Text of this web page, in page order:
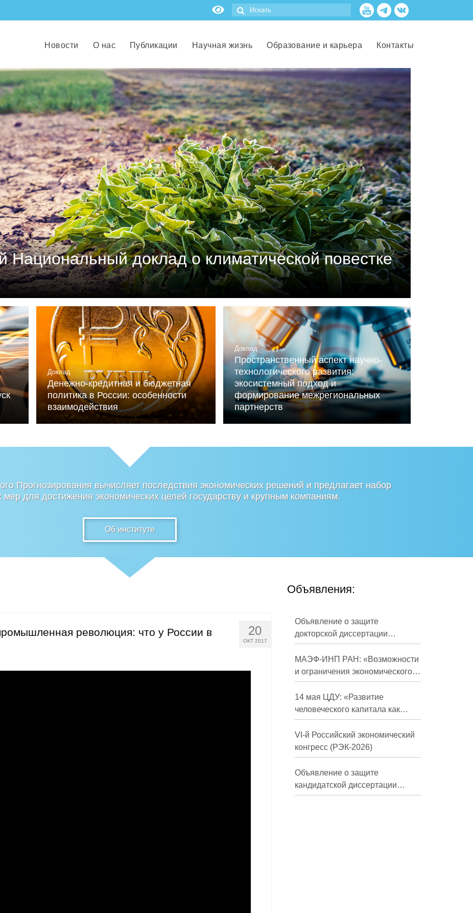
Новости О нас Публикации Научная жизнь Образование и карьера Контакты
Национальный доклад о климатической повестке
союзом промышленников и предпринимателей (РСПП) совместно с центром
России» (при ИНП РАН) при участии Национального Альянса по вопросам
Доклад
Денежно-кредитная и бюджетная
политика в России: особенности
взаимодействия
Доклад
Пространственный аспект научно-
технологического развития:
экосистемный подход и
формирование межрегиональных
партнерств
Прогнозирования вычисляет последствия экономических решений и предлагает набор
для достижения экономических целей государству и крупным компаниям.
Об институте
20
ОКТ 2017
революция: что у России в
Объявления:
Объявление о защите
докторской диссертации
Кузнецова Михаила
Евгеньевича
МАЭФ-ИНП РАН: «Возможности
и ограничения экономического
развития России в средне- и
долгосрочной перспективе»
14 мая ЦДУ: «Развитие
человеческого капитала как
фактор экономического роста»
VI-й Российский экономический
конгресс (РЭК-2026)
Объявление о защите
кандидатской диссертации
Трындиной Николь Сергеевны